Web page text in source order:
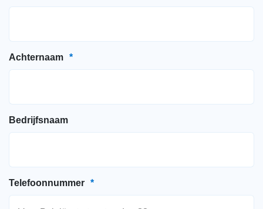
Achternaam *
Bedrijfsnaam
Telefoonnummer *